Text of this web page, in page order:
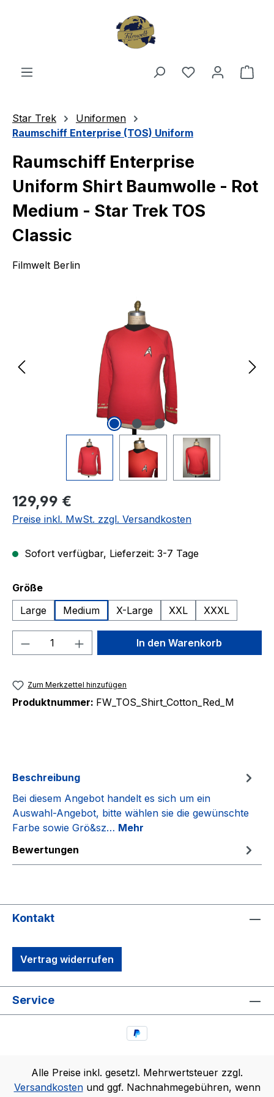
Du hast 0
Star Trek
Uniformen
Raumschiff Enterprise (TOS) Uniform
Raumschiff Enterprise
Uniform Shirt Baumwolle - Rot
Medium - Star Trek TOS
Classic
Filmwelt Berlin
Regulärer Preis:
129,99 €
Preise inkl. MwSt. zzgl. Versandkosten
Sofort verfügbar, Lieferzeit: 3-7 Tage
Größeauswählen
Large
Medium X-Large XXL XXXL
Produkt Anzahl: Gib denIn den Warenkorb
Zum Merkzettel hinzufügen
Produktnummer: FW_TOS_Shirt_Cotton_Red_M
Beschreibung
Bei diesem Angebot handelt es sich um ein
Auswahl-Angebot, bitte wählen sie die gewünschte
Farbe sowie Grö&sz… Mehr
Bewertungen
Kontakt
Vertrag widerrufen
Service
Alle Preise inkl. gesetzl. Mehrwertsteuer zzgl.
Versandkostenund ggf. Nachnahmegebühren, wenn